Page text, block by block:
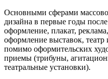
Основными сферами
дизайна в первые годы
оформление, плакат,
оформление выставок, театр
помимо оформительских
приемы (трибуны,
театральные установки).